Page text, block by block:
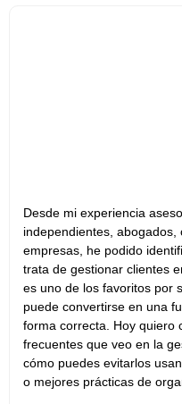
Desde mi experiencia
independientes,
empresas, he podido
trata de gestionar clientes
es uno de los favoritos por
puede convertirse en una
forma correcta. Hoy quiero
frecuentes que veo en la
cómo puedes evitarlos
o mejores prácticas de